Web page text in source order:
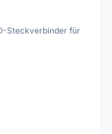
Steckverbinder für